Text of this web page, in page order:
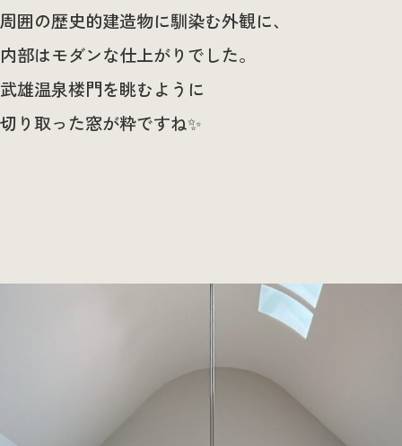
周囲の歴史的建造物に馴染む外観に、
内部はモダンな仕上がりでした。
武雄温泉楼門を眺むように
切り取った窓が粋ですね✨